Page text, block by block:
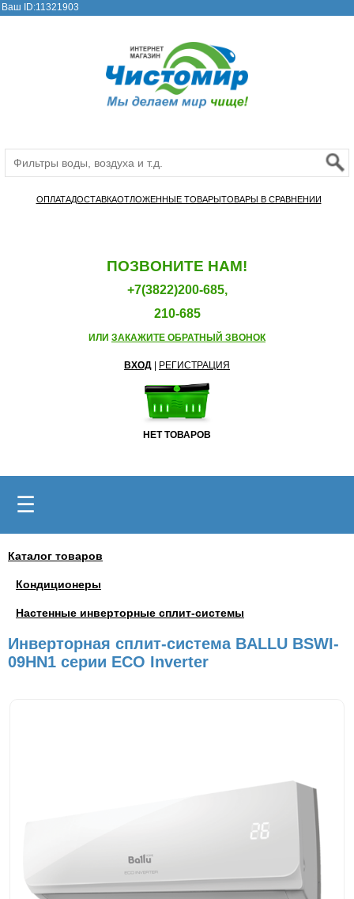
Ваш ID:11321903
ОПЛАТАДОСТАВКАОТЛОЖЕННЫЕ ТОВАРЫТОВАРЫ В СРАВНЕНИИ
ПОЗВОНИТЕ НАМ!
+7(3822)200-685,
210-685
ИЛИ ЗАКАЖИТЕ ОБРАТНЫЙ ЗВОНОК
ВХОД РЕГИСТРАЦИЯ
НЕТ ТОВАРОВ
☰
Каталог товаров
Кондиционеры
Настенные инверторные сплит-системы
Инверторная сплит-система BALLU BSWI-
09HN1 серии ECO Inverter